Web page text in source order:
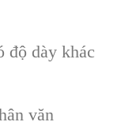
độ dày khác
văn